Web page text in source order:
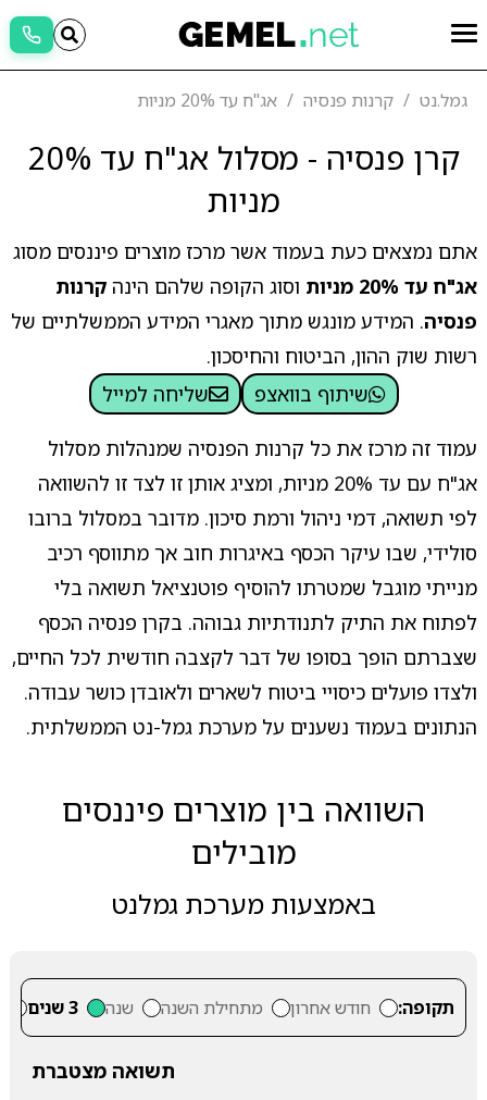
גמל.נט קרנות פנסיה אג"ח עד 20% מניות
קרן פנסיה - מסלול אג"ח עד 20%
מניות
אתם נמצאים כעת בעמוד אשר מרכז מוצרים פיננסים מסוג
אג"ח עד 20% מניות
וסוג הקופה שלהם הינה קרנות
פנסיה. המידע מונגש מתוך מאגרי המידע הממשלתיים של
רשות שוק ההון, הביטוח והחיסכון.
שיתוף בוואצפ
שליחה למייל
עמוד זה מרכז את כל קרנות הפנסיה שמנהלות מסלול
אג"ח עם עד 20% מניות, ומציג אותן זו לצד זו להשוואה
לפי תשואה, דמי ניהול ורמת סיכון. מדובר במסלול ברובו
סולידי, שבו עיקר הכסף באיגרות חוב אך מתווסף רכיב
מנייתי מוגבל שמטרתו להוסיף פוטנציאל תשואה בלי
לפתוח את התיק לתנודתיות גבוהה. בקרן פנסיה הכסף
שצברתם הופך בסופו של דבר לקצבה חודשית לכל החיים,
ולצדו פועלים כיסויי ביטוח לשארים ולאובדן כושר עבודה.
הנתונים בעמוד נשענים על מערכת גמל-נט הממשלתית.
השוואה בין מוצרים פיננסים
מובילים
באמצעות מערכת גמלנט
תקופה: חודש אחרון מתחילת השנה שנה 3 שנים
תשואה מצטברת